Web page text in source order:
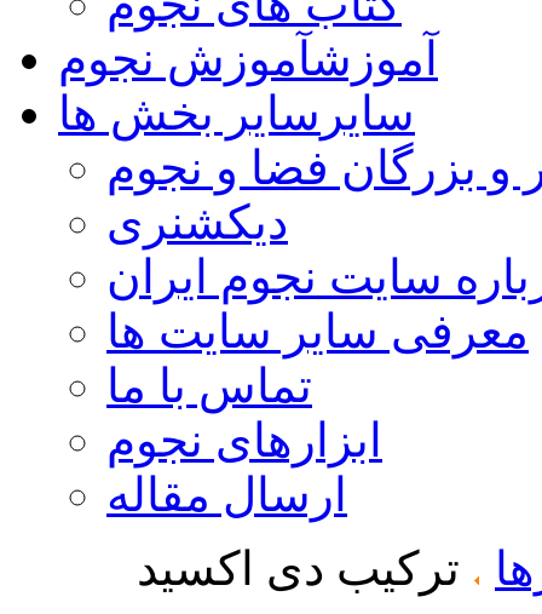
آموزشآموزش نجوم
سایر سایر بخش ها
و بزرگان فضا و نجوم
دیکشنری
سایت نجوم ایران
معرفی سایر سایت ها
تماس با ما
ابزارهای نجوم
ارسال مقاله
ترکیب دی اکسید